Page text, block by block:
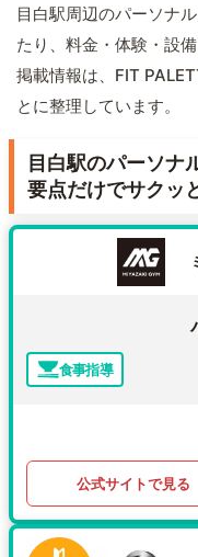
目白駅周辺のパーソナ
たり、料金・体験・設
掲載情報は、FIT
とに整理しています。
目白駅のパーソナ
要点だけでサクッ
食事指導
公式サイトで見る